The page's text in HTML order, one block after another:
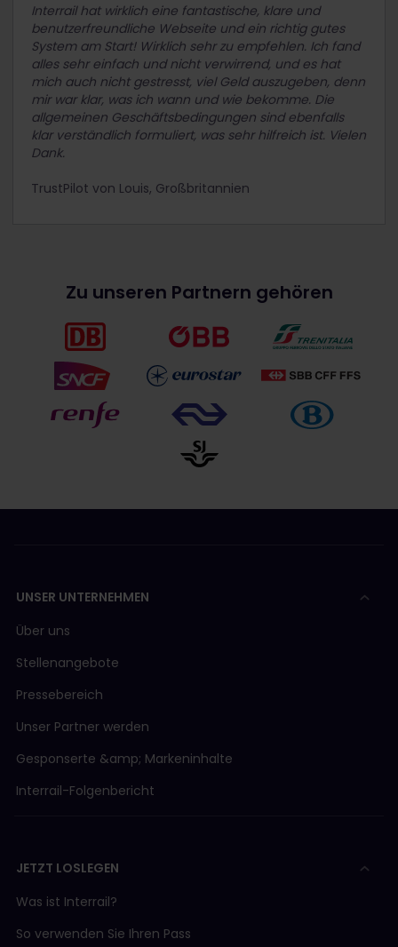
Interrail hat wirklich eine fantastische, klare und
benutzerfreundliche Webseite und ein richtig gutes
System am Start! Wirklich sehr zu empfehlen. Ich fand
alles sehr einfach und nicht verwirrend, und es hat
mich auch nicht gestresst, viel Geld auszugeben, denn
mir war klar, was ich wann und wie bekomme. Die
allgemeinen Geschäftsbedingungen sind ebenfalls
klar verständlich formuliert, was sehr hilfreich ist. Vielen
Dank.
TrustPilot von Louis, Großbritannien
Zu unseren Partnern gehören
UNSER UNTERNEHMEN
Über uns
Stellenangebote
Pressebereich
Unser Partner werden
Gesponserte &amp; Markeninhalte
Interrail-Folgenbericht
JETZT LOSLEGEN
Was ist Interrail?
So verwenden Sie Ihren Pass